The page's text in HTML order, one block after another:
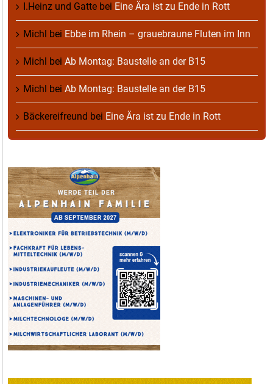
I.Heinz und Gatte bei Eine Ära ist zu Ende in Rott
Michl bei Ebbe im Rhein – grauebraune Fluten im Inn
Michl bei Ab Montag: Baustelle an der B15
Michl bei Ab Montag: Baustelle an der B15
Bäckereifreund bei Eine Ära ist zu Ende in Rott